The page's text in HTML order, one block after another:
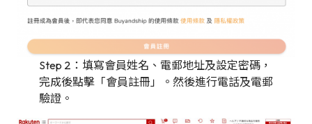
Step 2：填寫會員姓名、電郵地址及設定密碼，
完成後點擊「會員註冊」。然後進行電話及電郵
驗證。